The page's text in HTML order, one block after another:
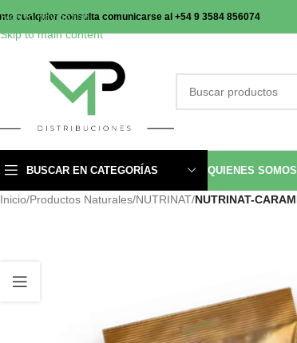
Skip to navigation
Skip to main content
cualquier consulta comunicarse al +54 9 3584 856074
BUSCAR EN CATEGORÍAS QUIENES SOMOS
Inicio/Productos Naturales/NUTRINAT/NUTRINAT-